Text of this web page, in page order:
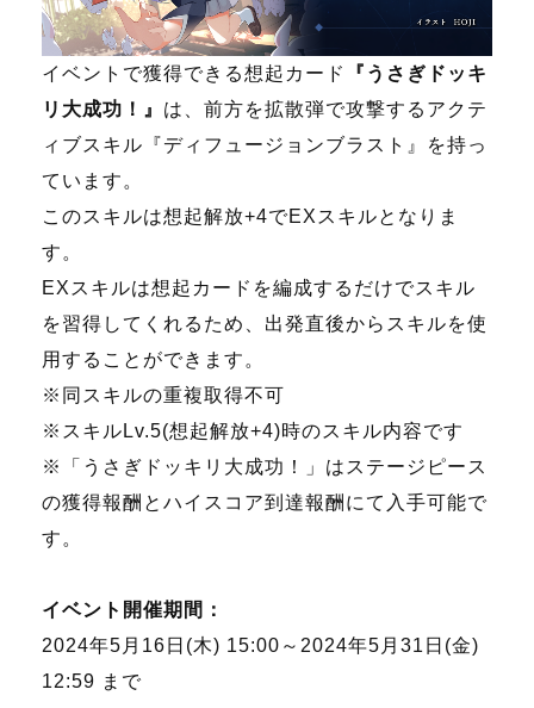
イベントで獲得できる想起カード
『うさぎドッキ
リ大成功！』 は、前方を拡散弾で攻撃するアクテ
ィブスキル『ディフュージョンブラスト』を持っ
ています。
このスキルは想起解放+4でEXスキルとなりま
す。
EXスキルは想起カードを編成するだけでスキル
を習得してくれるため、出発直後からスキルを使
用することができます。
※同スキルの重複取得不可
※スキルLv.5(想起解放+4)時のスキル内容です
※「うさぎドッキリ大成功！」はステージピース
の獲得報酬とハイスコア到達報酬にて入手可能で
す。
イベント開催期間：
2024年5月16日(木) 15:00～2024年5月31日(金)
12:59 まで